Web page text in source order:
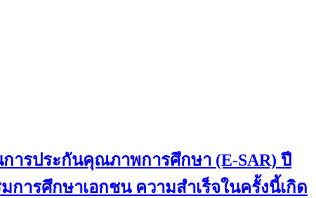
ารประกันคุณภาพการศึกษา (E-SAR) ปี
ารศึกษาเอกชน ความสำเร็จในครั้งนี้เกิด